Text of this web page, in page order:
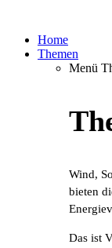
Home
Themen
Menü
Wind,
bieten
Das ist